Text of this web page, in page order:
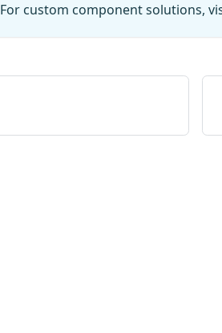
custom component solutions,